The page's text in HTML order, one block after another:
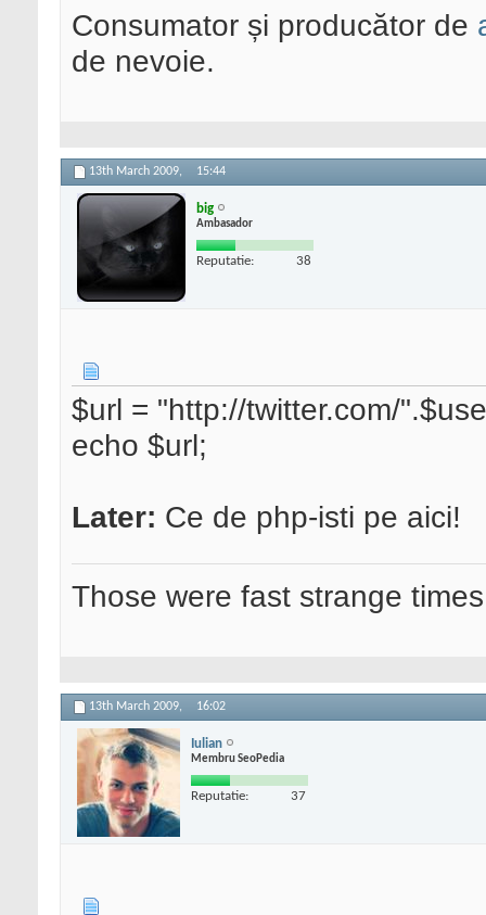
Consumator și producător de
de nevoie.
13th March 2009, 15:44
big
Ambasador
Reputatie: 38
$url = "http://twitter.com/
echo $url;
Later: Ce de php-isti pe aici!
Those were fast strange
13th March 2009, 16:02
Iulian
Membru SeoPedia
Reputatie: 37